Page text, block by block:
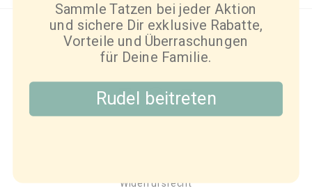
FacebookInstagramYouTube
Widerrufsrecht
Sammle Tatzen bei jeder Aktion
und sichere Dir exklusive Rabatte,
Vorteile und Überraschungen
für Deine Familie.
Rudel beitreten